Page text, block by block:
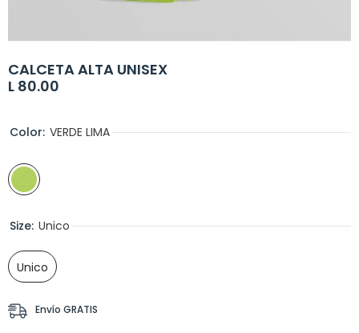
CALCETA ALTA UNISEX
L 80.00
Color: VERDE LIMA
Size: Unico
Unico
Envío GRATIS